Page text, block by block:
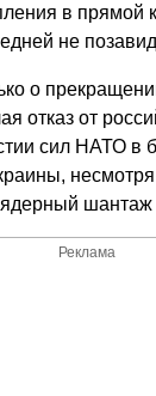
в прямой
не
о
отказ от
сил НАТО в
шантаж
Реклама